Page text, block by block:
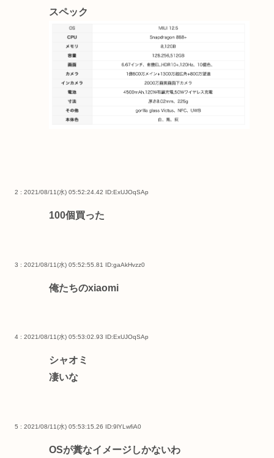
スペック
2 : 2021/08/11(水) 05:52:24.42 ID:ExUJOqSAp
100個買った
3 : 2021/08/11(水) 05:52:55.81 ID:gaAkHvzz0
俺たちのxiaomi
4 : 2021/08/11(水) 05:53:02.93 ID:ExUJOqSAp
シャオミ
凄いな
5 : 2021/08/11(水) 05:53:15.26 ID:9lYLwfiA0
OSが糞なイメージしかないわ